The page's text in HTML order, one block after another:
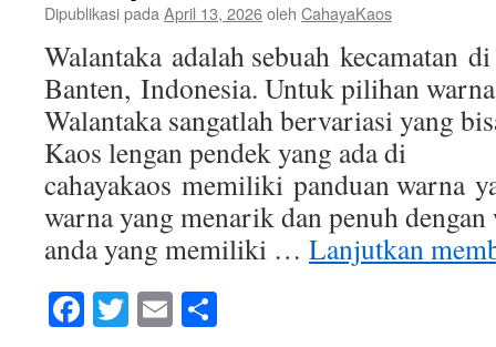
Dipublikasi pada April 13, 2026oleh CahayaKaos
Walantaka adalah sebuah kecamatan
Banten, Indonesia. Untuk pilihan
Walantaka sangatlah bervariasi yang
Kaos lengan pendek yang ada di
cahayakaos memiliki panduan warna
warna yang menarik dan penuh
anda yang memiliki … Lanjutkan
Facebook
Twitter
Email